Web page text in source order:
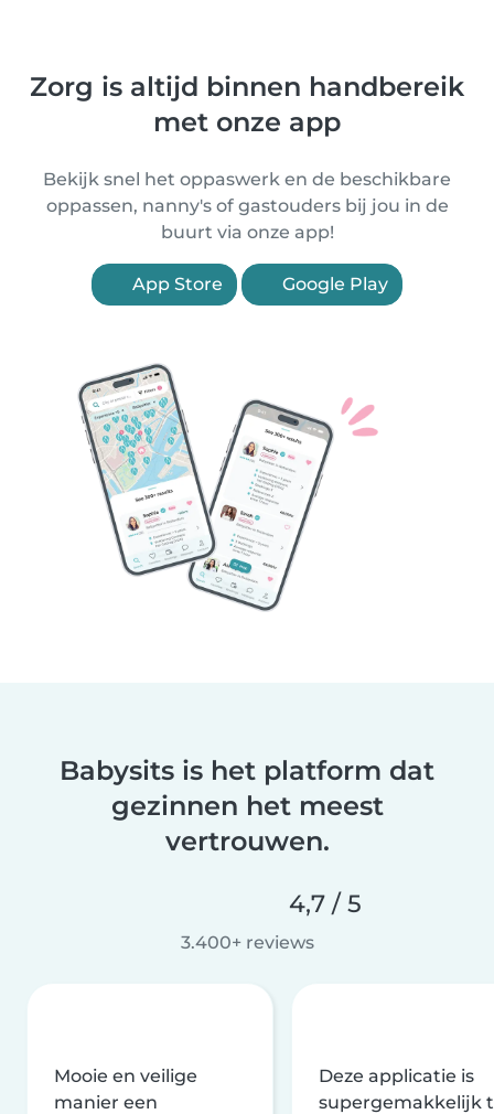
Zorg is altijd binnen handbereik
met onze app
Bekijk snel het oppaswerk en de beschikbare
oppassen, nanny's of gastouders bij jou in de
buurt via onze app!
App Store Google Play
Babysits is het platform dat
gezinnen het meest
vertrouwen.
4,7 / 5
3.400+ reviews
Mooie en veilige
manier een
Deze applicatie is
supergemakkelijk